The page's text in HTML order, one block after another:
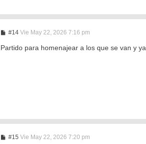
#14M
n
s
Vie May 22, 2026 7:16 pm
Partido para homenajear a los que se van y ya.
#15MVie May 22, 2026 7:20 pm